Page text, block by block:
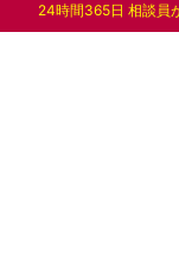
24時間365日 相談員